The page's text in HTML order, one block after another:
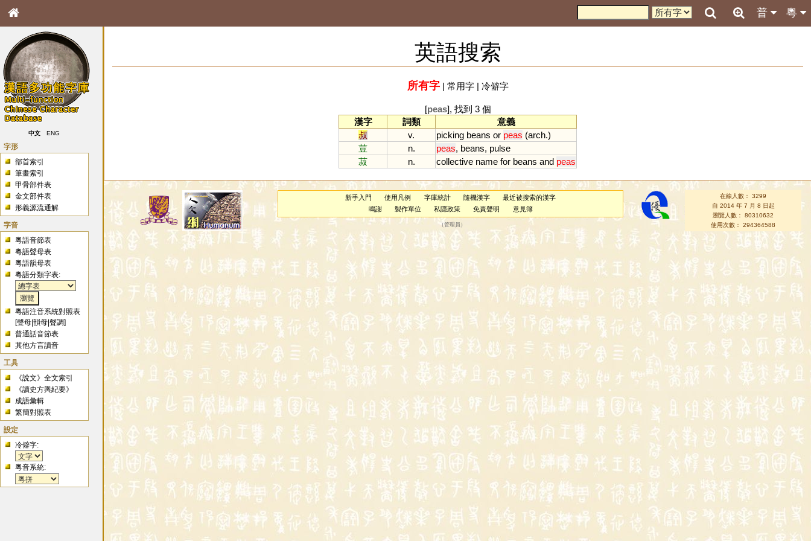
粵
普
中文 ENG
字形
部首索引
筆畫索引
甲骨部件表
金文部件表
形義源流通解
字音
粵語音節表
粵語聲母表
粵語韻母表
粵語分類字表:
粵語注音系統對照表
[聲母 |韻母 |聲調]
普通話音節表
其他方言讀音
工具
《說文》全文索引
《讀史方輿紀要》
成語彙輯
繁簡對照表
設定
冷僻字:
粵音系統:
英語搜索
所有字| 常用字| 冷僻字
[peas], 找到 3 個
漢字
詞類
意義
叔
v. picking beans or peas (arch.)
荳
n. peas, beans, pulse
菽
n. collective name for beans and peas
新手入門 使用凡例 字庫統計 隨機漢字
最近被搜索的漢字
鳴謝
製作單位 私隱政策 免責聲明 意見簿
（管理員 ）
在線人數： 3299
自 2014 年 7 月 8 日起
瀏覽人數： 80310632
使用次數： 294364588